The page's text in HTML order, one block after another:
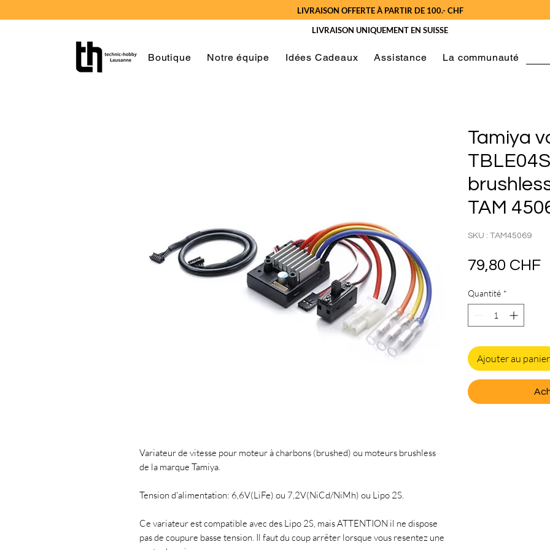
LIVRAISON OFFERTE À PARTIR DE 100.- CHF
LIVRAISON UNIQUEMENT EN SUISSE
Boutique Notre équipe Idées Cadeaux Assistance La communauté
Variateur de vitesse pour moteur à charbons (brushed) ou moteurs brushless
de la marque Tamiya.
Tension d'alimentation: 6,6V(LiFe) ou 7,2V(NiCd/NiMh) ou Lipo 2S.
Ce variateur est compatible avec des Lipo 2S, mais ATTENTION il ne dispose
pas de coupure basse tension. Il faut du coup arrêter lorsque vous resentez une
Tamiya
TAM
SKU : TAM45069
79,80 CHF
Quantité *
Ajouter au panier